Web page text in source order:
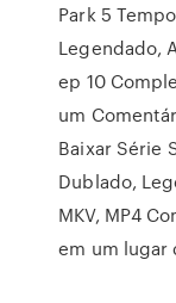
Park 5
Legendado,
ep 10
um
Baixar Série
Dublado,
MKV, MP4
em um lugar